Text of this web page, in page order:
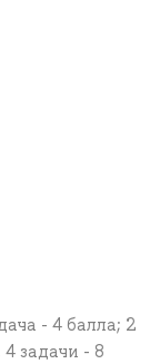
- 4 балла; 2
задачи - 8